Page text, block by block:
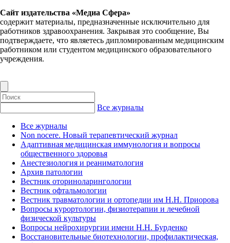
Сайт издательства «Медиа Сфера»
содержит материалы, предназначенные исключительно для
работников здравоохранения. Закрывая это сообщение, Вы
подтверждаете, что являетесь дипломированным медицинским
работником или студентом медицинского образовательного
учреждения.
Все журналы
Все журналы
Non nocere. Новый терапевтический журнал
Адаптивная медицинская иммунология и вопросы
общественного здоровья
Анестезиология и реаниматология
Архив патологии
Вестник оториноларингологии
Вестник офтальмологии
Вестник травматологии и ортопедии им Н.Н. Приорова
Вопросы курортологии, физиотерапии и лечебной
физической культуры
Вопросы нейрохирургии имени Н.Н. Бурденко
Восстановительные биотехнологии, профилактическая,